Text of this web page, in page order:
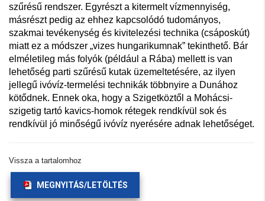
szűrésű rendszer. Egyrészt a kitermelt vízmennyiség,
másrészt pedig az ehhez kapcsolódó tudományos,
szakmai tevékenység és kivitelezési technika (csáposkút)
miatt ez a módszer „vizes hungarikumnak” tekinthető. Bár
elméletileg más folyók (például a Rába) mellett is van
lehetőség parti szűrésű kutak üzemeltetésére, az ilyen
jellegű ivóvíz-termelési technikák többnyire a Dunához
kötődnek. Ennek oka, hogy a Szigetköztől a Mohácsi-
szigetig tartó kavics-homok rétegek rendkívül sok és
rendkívül jó minőségű ivóvíz nyerésére adnak lehetőséget.
Vissza a tartalomhoz
MEGNYITÁS/LETÖLTÉS